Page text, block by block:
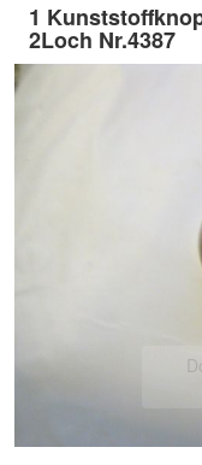
1
2Loch Nr.4387